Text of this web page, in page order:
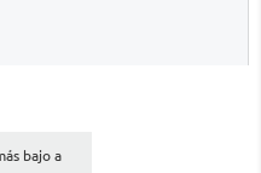
bajo a